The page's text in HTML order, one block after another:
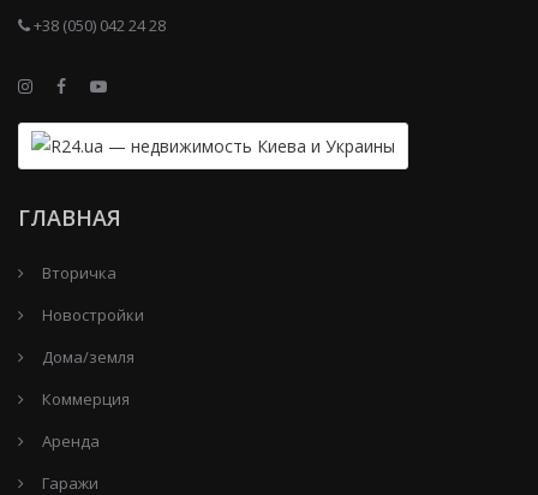
+38 (050) 042 24 28
ГЛАВНАЯ
Вторичка
Новостройки
Дома/земля
Коммерция
Аренда
Гаражи